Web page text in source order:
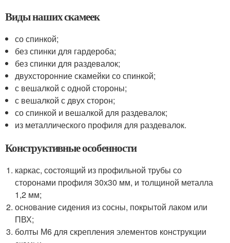
Виды наших скамеек
со спинкой;
без спинки для гардероба;
без спинки для раздевалок;
двухсторонние скамейки со спинкой;
с вешалкой с одной стороны;
с вешалкой с двух сторон;
со спинкой и вешалкой для раздевалок;
из металлического профиля для раздевалок.
Конструктивные особенности
каркас, состоящий из профильной трубы со
сторонами профиля 30х30 мм, и толщиной металла
1,2 мм;
основание сидения из сосны, покрытой лаком или
ПВХ;
болты М6 для скрепления элементов конструкции